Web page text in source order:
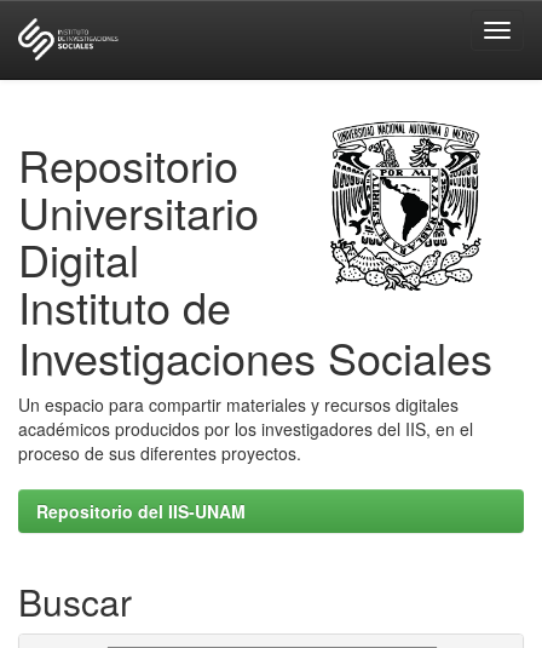
Repositorio
Universitario
Digital
Instituto de
Investigaciones Sociales
Un espacio para compartir materiales y recursos digitales
académicos producidos por los investigadores del IIS, en el
proceso de sus diferentes proyectos.
Repositorio del IIS-UNAM
Buscar